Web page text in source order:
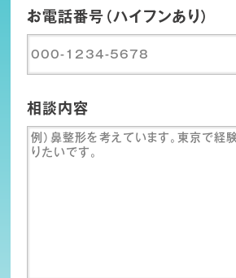
お電話番号（ハイフンあり）
相談内容